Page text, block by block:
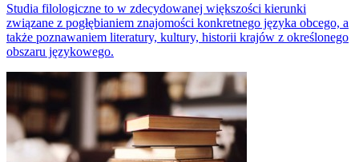
Studia filologiczne to w zdecydowanej większości kierunki
związane z pogłębianiem znajomości konkretnego języka obcego, a
także poznawaniem literatury, kultury, historii krajów z określonego
obszaru językowego.